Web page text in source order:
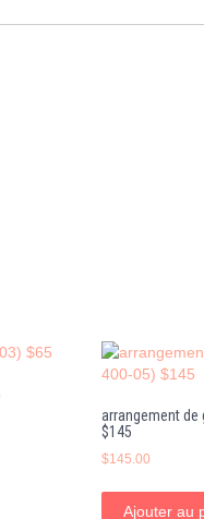
arrangement de
$145
$145.00
Ajouter au